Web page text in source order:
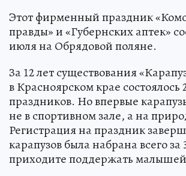
Этот фирменный праздник
правды» и «Губернских аптек»
июля на Обрядовой поляне.
За 12 лет существования
в Красноярском крае состоялось
праздников. Но впервые
не в спортивном зале, а на
Регистрация на праздник
карапузов была набрана всего за
приходите поддержать